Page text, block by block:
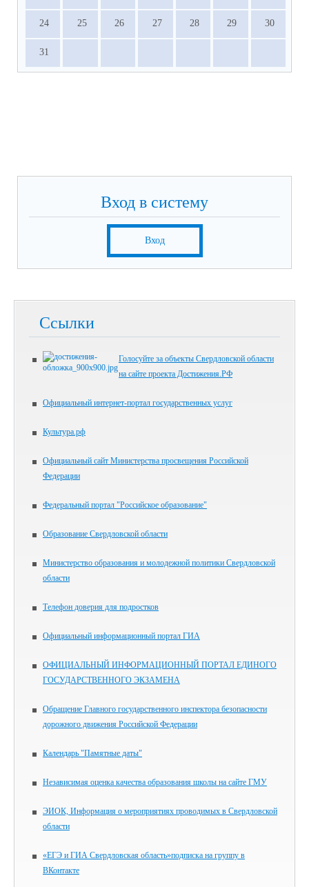
24 25 26 27 28 29 30
31
Вход в систему
Вход
Ссылки
Голосуйте за объекты Свердловской области
на сайте проекта Достижения.РФ
Официальный интернет-портал государственных услуг
Культура.рф
Официальный сайт Министерства просвещения Российской
Федерации
Федеральный портал "Российское образование"
Образование Свердловской области
Министерство образования и молодежной политики Свердловской
области
Телефон доверия для подростков
Официальный информационный портал ГИА
ОФИЦИАЛЬНЫЙ ИНФОРМАЦИОННЫЙ ПОРТАЛ ЕДИНОГО
ГОСУДАРСТВЕННОГО ЭКЗАМЕНА
Обращение Главного государственного инспектора безопасности
дорожного движения Российской Федерации
Календарь "Памятные даты"
Независимая оценка качества образования школы на сайте ГМУ
ЭИОК, Информация о мероприятиях проводимых в Свердловской
области
«ЕГЭ и ГИА Свердловская область»подписка на группу в
ВКонтакте